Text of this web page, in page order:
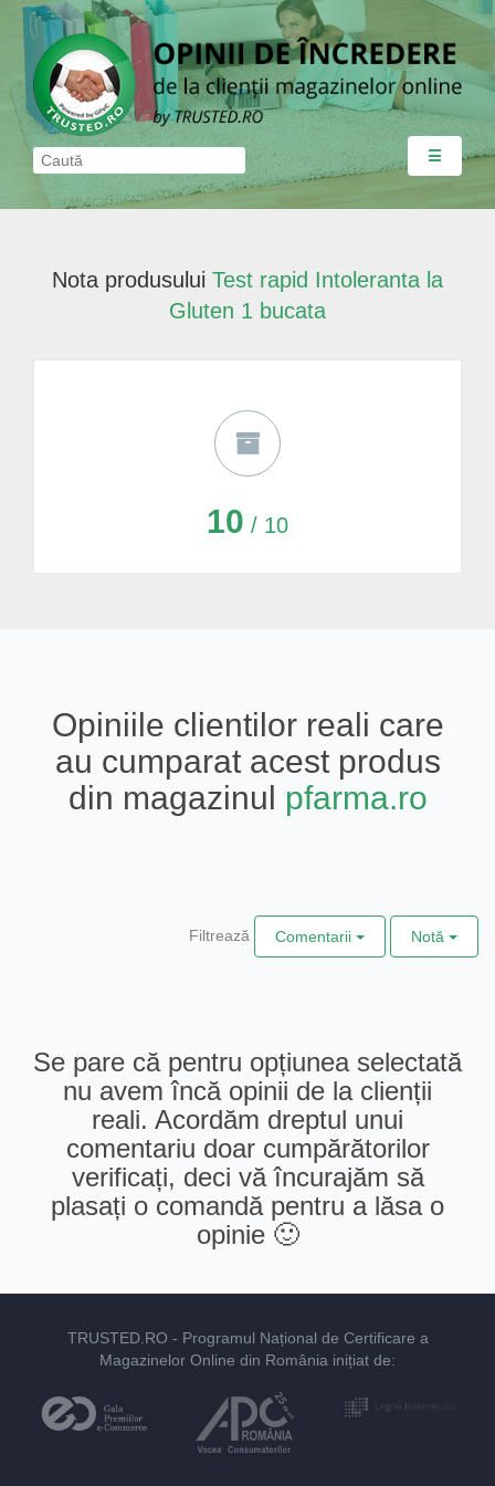
☰
Nota produsului Test rapid Intoleranta la
Gluten 1 bucata
10 / 10
Opiniile clientilor reali care
au cumparat acest produs
din magazinul pfarma.ro
Filtrează Comentarii Notă
Se pare că pentru opțiunea selectată
nu avem încă opinii de la clienții
reali. Acordăm dreptul unui
comentariu doar cumpărătorilor
verificați, deci vă încurajăm să
plasați o comandă pentru a lăsa o
opinie 🙂
TRUSTED.RO - Programul Național de Certificare a
Magazinelor Online din România inițiat de: